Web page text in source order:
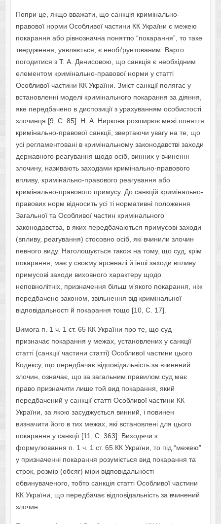
Попри це, якщо вважати, що санкція кримінально-
правової норми Особливої частини КК України є межею
покарання або рівнозначна поняттю “покарання”, то таке
твердження, уявляється, є необґрунтованим. Варто
погодитися з Т. А. Денисовою, що санкція є необхідним
елементом кримінально-правової норми у статті
Особливої частини КК України. Зміст санкції полягає у
встановленні моделі кримінального покарання за діяння,
яке передбачено в диспозиції з урахуванням особистості
злочинця [9, С. 85]. Н. А. Ниркова розширює межі поняття
кримінально-правової санкції, звертаючи увагу на те, що
усі регламентовані в кримінальному законодавстві заходи
державного реагування щодо осіб, винних у вчиненні
злочину, називають заходами кримінально-правового
впливу, кримінально-правового реагування або
кримінально-правового примусу. До санкцій кримінально-
правових норм відносить усі ті нормативні положення
Загальної та Особливої частин кримінального
законодавства, в яких передбачаються примусові заходи
(впливу, реагування) стосовно осіб, які вчинили злочин
певного виду. Наголошується також на тому, що суд, крім
покарання, має у своєму арсеналі й інші заходи впливу:
примусові заходи виховного характеру щодо
неповнолітніх, призначення більш м’якого покарання, ніж
передбачено законом, звільнення від кримінальної
відповідальності й покарання тощо [10, С. 17].
Вимога п. 1 ч. 1 ст. 65 КК України про те, що суд
призначає покарання у межах, установлених у санкції
статті (санкції частини статті) Особливої частини цього
Кодексу, що передбачає відповідальність за вчинений
злочин, означає, що за загальним правилом суд має
право призначити лише той вид покарання, який
передбачений у санкції статті Особливої час­тини КК
України, за якою засуджується винний, і повинен
визначити його в тих межах, які встановлені для цього
покарання у санкції [11, С. 363]. Виходячи з
формулювання п. 1 ч. 1 ст. 65 КК України, то під “межею”
у призначенні покарання розуміється вид покарання та
строк, розмір (обсяг) міри відповідальності
обвинуваченого, тобто санкція статті Особливої частини
КК України, що передбачає відповідальність за вчинений
злочин.